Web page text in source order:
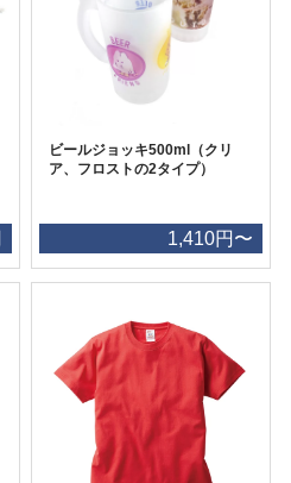
ビールジョッキ500ml（クリ
ア、フロストの2タイプ）
1,410円〜